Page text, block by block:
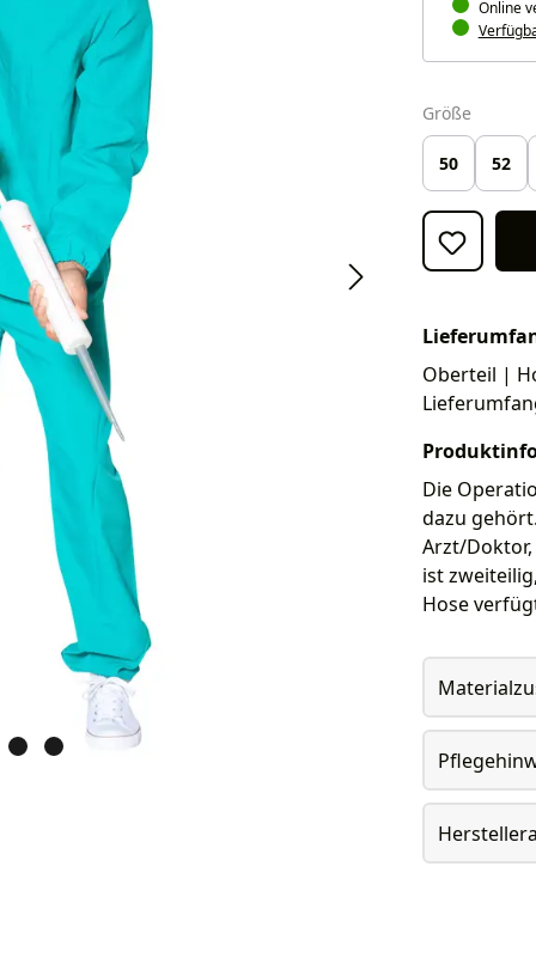
Online
Größe
50 52
Oberteil |
Die
dazu
Arzt/
ist
Hose